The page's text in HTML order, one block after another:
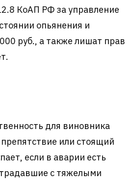
КоАП РФ за управление
опьянения и
руб., а также лишат прав
для виновника
или стоящий
если в аварии есть
с тяжелыми